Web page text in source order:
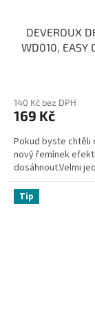
DEVEROUX
WD010, EASY
140 Kč bez DPH
169 Kč
Pokud byste chtěli
nový řemínek
dosáhnout.Velmi
Tip